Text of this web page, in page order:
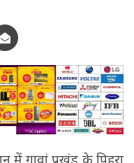
में गावां प्रखंड के पिहरा